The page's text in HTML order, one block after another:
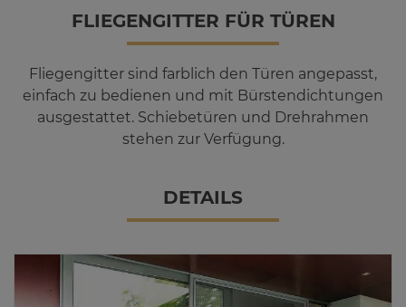
FLIE­GEN­GIT­TER FÜR TÜ­REN
Fliegengitter sind farblich den Türen angepasst,
einfach zu bedienen und mit Bürstendichtungen
ausgestattet. Schiebetüren und Drehrahmen
stehen zur Verfügung.
DE­TAILS